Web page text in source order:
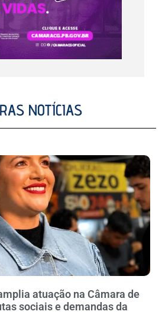
NOTÍCIAS
atuação na Câmara de
sociais e demandas da